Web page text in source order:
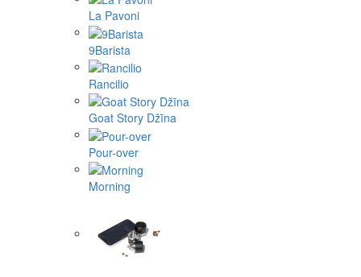
La Pavoni
9Barista
Rancilio
Goat Story Džīna
Pour-over
Morning